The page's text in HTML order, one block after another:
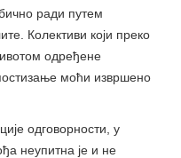
ради путем
Колективи који преко
одређене
моћи извршено
одговорности, у
неупитна је и не